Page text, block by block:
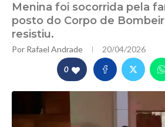
Menina foi socorrida pela
posto do Corpo de
resistiu.
Por Rafael Andrade 20/04/2026
0